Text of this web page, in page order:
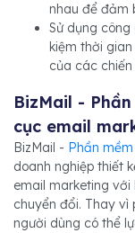
nhau để đảm
Sử dụng
kiệm thời
của các
BizMail -
cục email
BizMail - Phần
doanh nghiệp thiết
email marketing
chuyển đổi. Thay vì
người dùng có thể